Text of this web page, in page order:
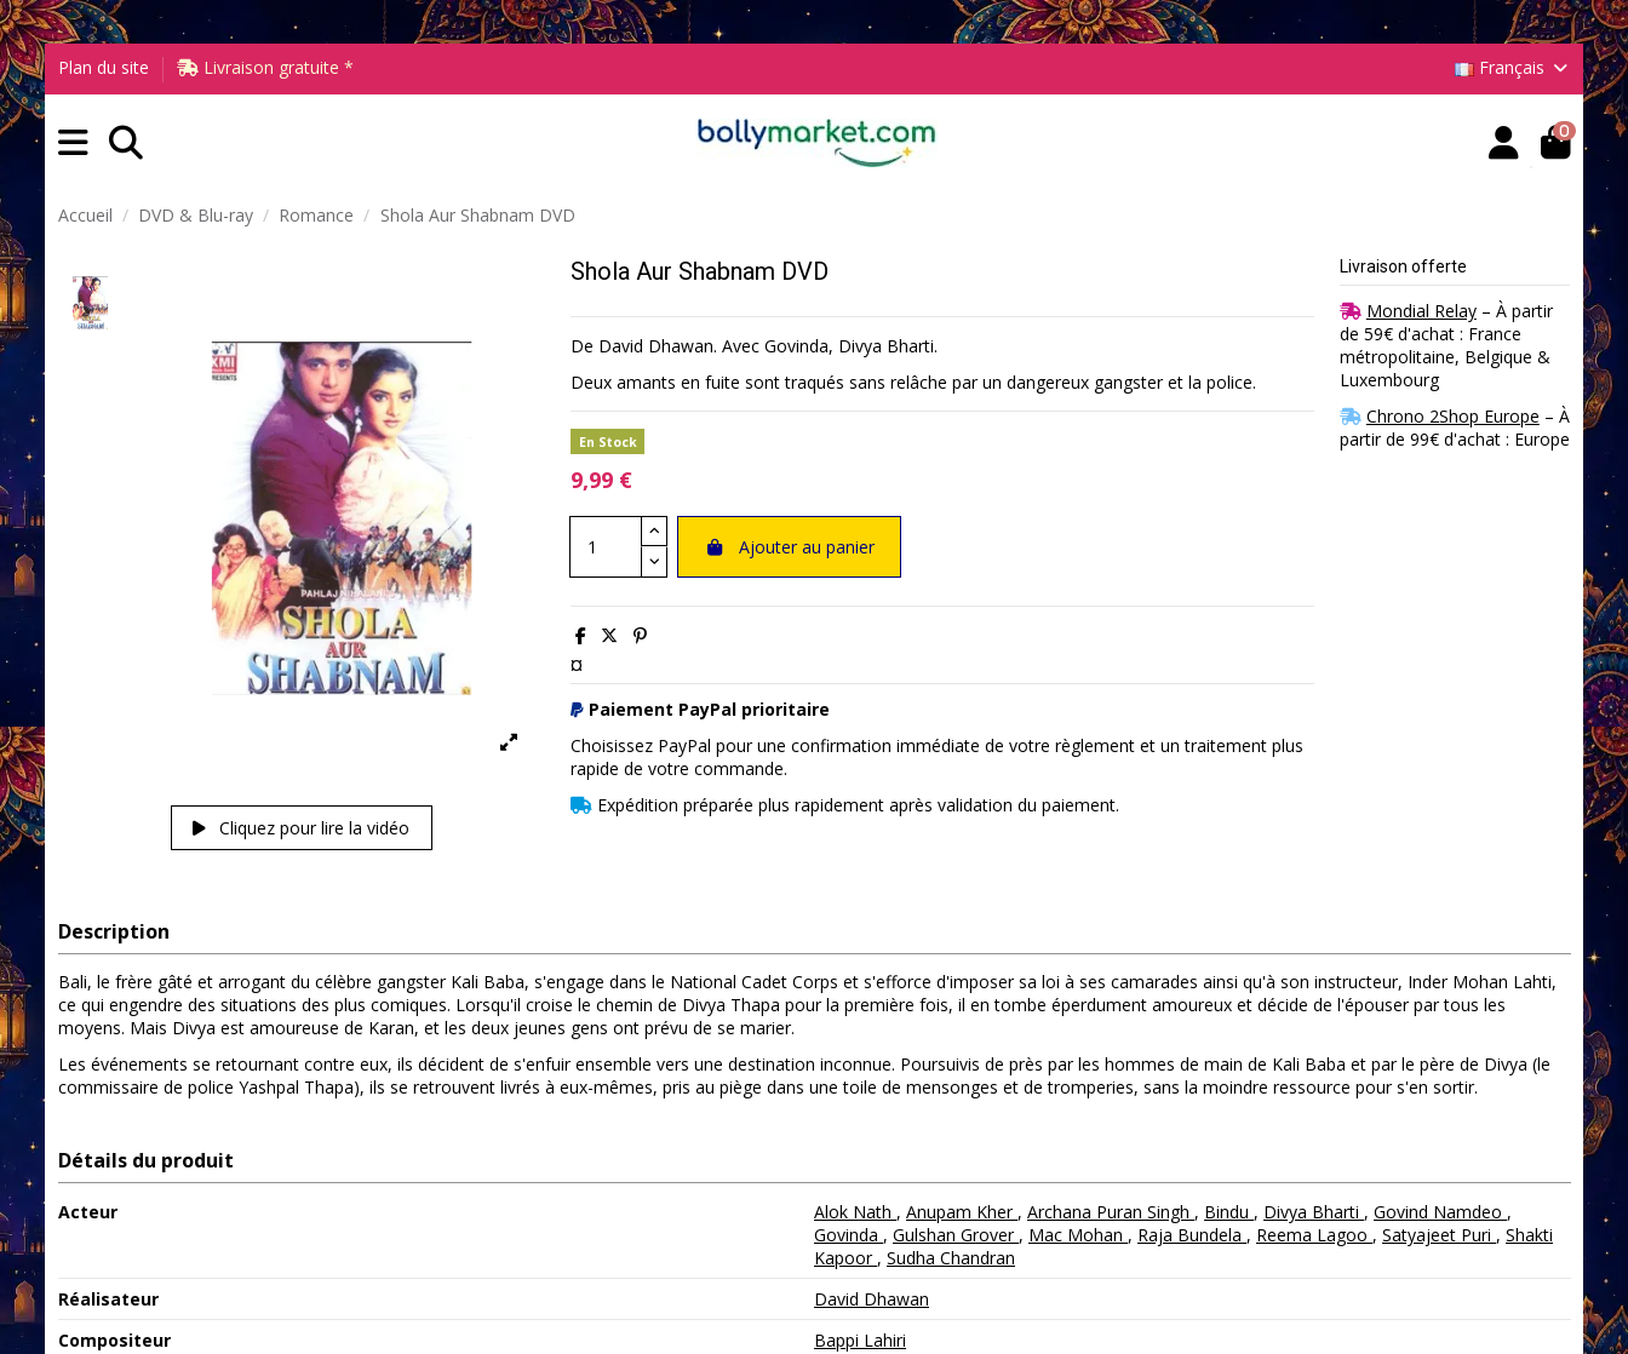
Plan du site Livraison gratuite * Français
0
Accueil DVD & Blu-ray Romance Shola Aur Shabnam DVD
Cliquez pour lire la vidéo
Shola Aur Shabnam DVD
De David Dhawan. Avec Govinda, Divya Bharti.
Deux amants en fuite sont traqués sans relâche par un dangereux gangster et la police.
En Stock
9,99 €
Ajouter au panier
¤
Paiement PayPal prioritaire
Choisissez PayPal pour une confirmation immédiate de votre règlement et un traitement plus
rapide de votre commande.
Expédition préparée plus rapidement après validation du paiement.
Livraison offerte
Mondial Relay– À partir
de 59€ d'achat : France
métropolitaine, Belgique &
Luxembourg
Chrono 2Shop Europe – À
partir de 99€ d'achat : Europe
Description
Bali, le frère gâté et arrogant du célèbre gangster Kali Baba, s'engage dans le National Cadet Corps et s'efforce d'imposer sa loi à ses camarades ainsi qu'à son instructeur, Inder Mohan Lahti,
ce qui engendre des situations des plus comiques. Lorsqu'il croise le chemin de Divya Thapa pour la première fois, il en tombe éperdument amoureux et décide de l'épouser par tous les
moyens. Mais Divya est amoureuse de Karan, et les deux jeunes gens ont prévu de se marier.
Les événements se retournant contre eux, ils décident de s'enfuir ensemble vers une destination inconnue. Poursuivis de près par les hommes de main de Kali Baba et par le père de Divya (le
commissaire de police Yashpal Thapa), ils se retrouvent livrés à eux-mêmes, pris au piège dans une toile de mensonges et de tromperies, sans la moindre ressource pour s'en sortir.
Détails du produit
Acteur Alok Nath , Anupam Kher , Archana Puran Singh , Bindu , Divya Bharti , Govind Namdeo ,
Govinda , Gulshan Grover , Mac Mohan , Raja Bundela , Reema Lagoo , Satyajeet Puri , Shakti
Kapoor , Sudha Chandran
Réalisateur
David Dhawan
Compositeur
Bappi Lahiri